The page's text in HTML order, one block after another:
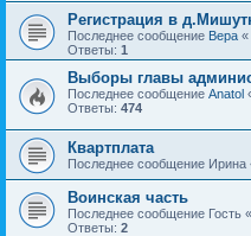
Регистрация в
Последнее сообщение Вера «
Ответы: 1
Выборы главы
Последнее сообщение Anatol
Ответы: 474
Квартплата
Последнее сообщение Ирина
Воинская часть
Последнее сообщение Гость «
Ответы: 2